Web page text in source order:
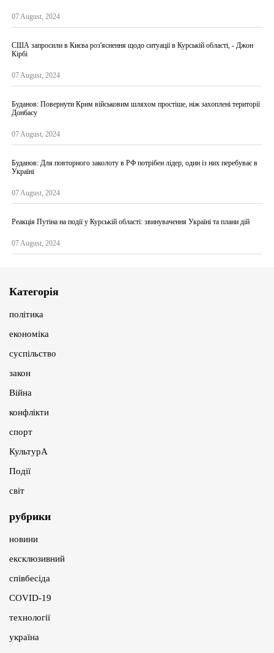
07 August, 2024
США запросили в Києва роз'яснення щодо ситуації в Курській області, - Джон
Кірбі
07 August, 2024
Буданов: Повернути Крим військовим шляхом простіше, ніж захоплені території
Донбасу
07 August, 2024
Буданов: Для повторного заколоту в РФ потрібен лідер, один із них перебуває в
Україні
07 August, 2024
Реакція Путіна на події у Курській області: звинувачення Україні та плани дій
07 August, 2024
Категорія
політика
економіка
суспільство
закон
Війна
конфлікти
спорт
КультурА
Події
світ
рубрики
новини
ексклюзивний
співбесіда
COVID-19
технології
україна